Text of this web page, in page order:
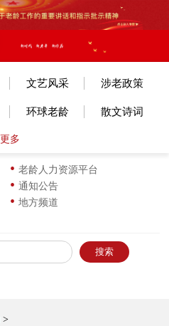
文艺风采 涉老政策
环球老龄 散文诗词
小说传记
服饰服装
更多
老龄人力资源平台
通知公告
地方频道
>